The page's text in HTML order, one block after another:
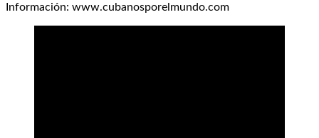
Información: www.cubanosporelmundo.com